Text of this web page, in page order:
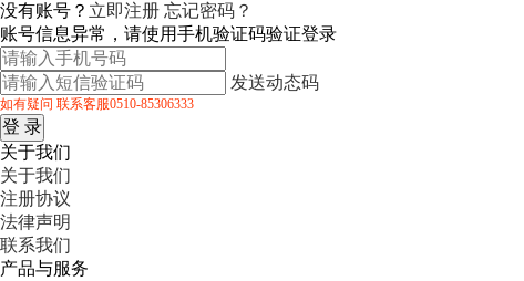
没有账号？ 立即注册 忘记密码？
账号信息异常，请使用手机验证码验证登录
发送动态码
如有疑问 联系客服0510-85306333
关于我们
关于我们
注册协议
法律声明
联系我们
产品与服务